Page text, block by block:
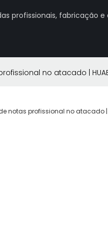
profissionais, fabricação
no atacado |